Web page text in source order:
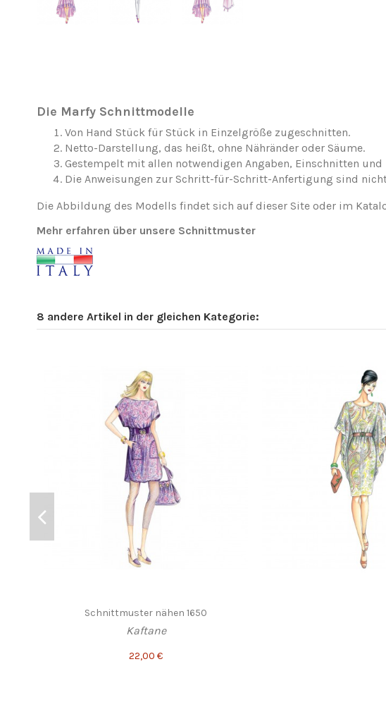
Die Marfy Schnittmodelle
Von Hand Stück für Stück in Einzelgröße zugeschnitten.
Netto-Darstellung, das heißt, ohne Nähränder oder Säume.
Gestempelt mit allen notwendigen Angaben, Einschnitten
Die Anweisungen zur Schritt-für-Schritt-Anfertigung sind
Die Abbildung des Modells findet sich auf dieser Site oder im
Mehr erfahren über unsere Schnittmuster
8 andere Artikel in der gleichen Kategorie:
Schnittmuster nähen 1650
Kaftane
22,00 €